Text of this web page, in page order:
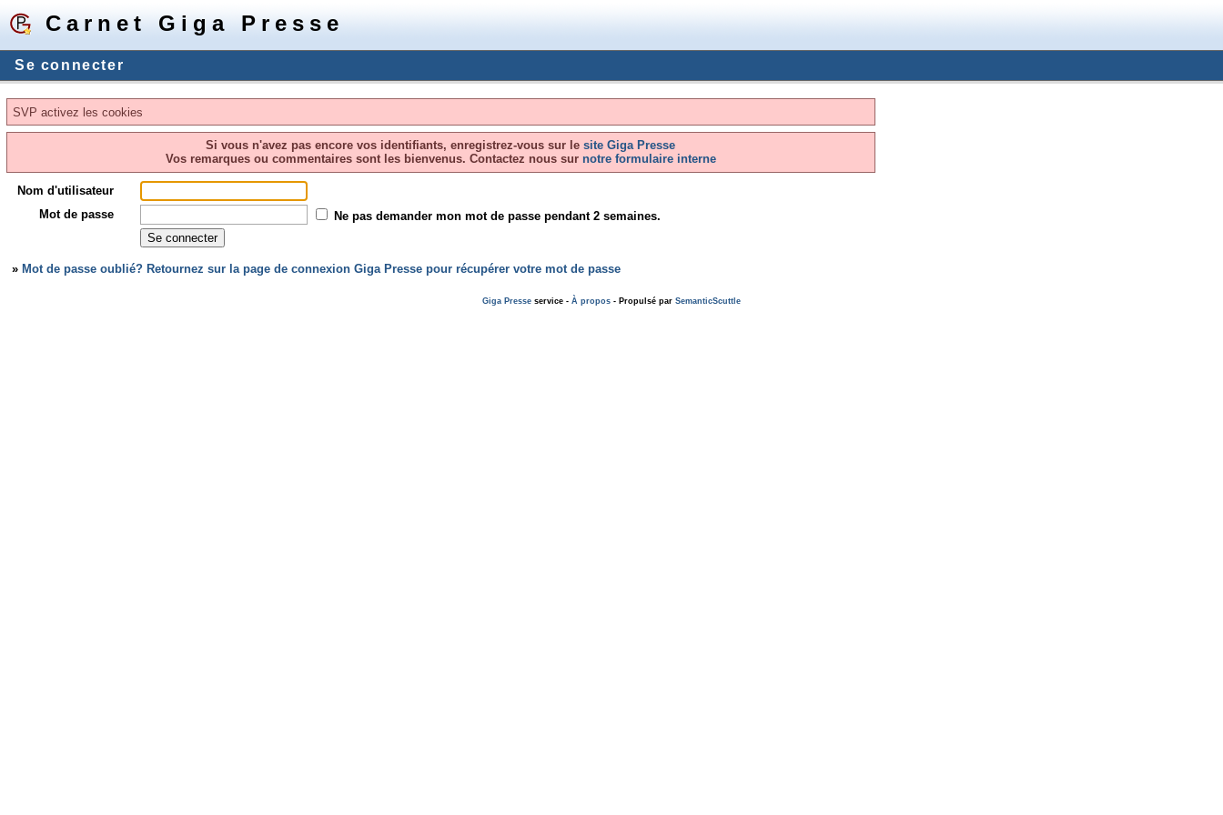
Carnet Giga Presse
Se connecter
SVP activez les cookies
Si vous n'avez pas encore vos identifiants, enregistrez-vous sur lesite Giga Presse
Vos remarques ou commentaires sont les bienvenus. Contactez nous surnotre formulaire interne
Nom d'utilisateur
Mot de passe
Ne pas demander mon mot de passe pendant 2 semaines.
» Mot de passe oublié? Retournez sur la page de connexion Giga Presse pour récupérer votre mot de passe
Giga Presse service - À propos - Propulsé par SemanticScuttle